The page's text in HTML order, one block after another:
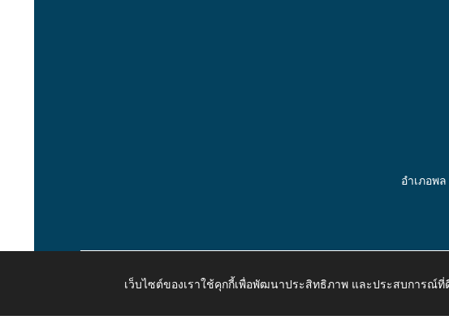
อำเภอพ
Copyright © 2026 All Right Resive http://www.kaongiw.go.th
เว็บไซต์ของเราใช้คุกกี้เพื่อพัฒนาประสิทธิภาพ และประสบการณ์